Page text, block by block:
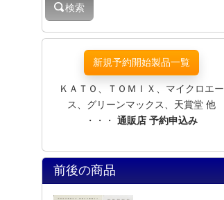
検索
新規予約開始製品一覧
ＫＡＴＯ、ＴＯＭＩＸ、マイクロエー
ス、グリーンマックス、天賞堂 他
・・・ 通販店 予約申込み
前後の商品